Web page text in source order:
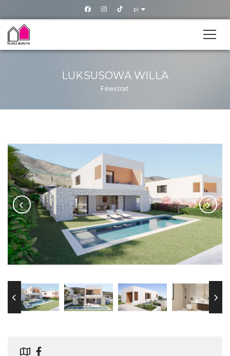
pl
LUKSUSOWA WILLA
Finestrat